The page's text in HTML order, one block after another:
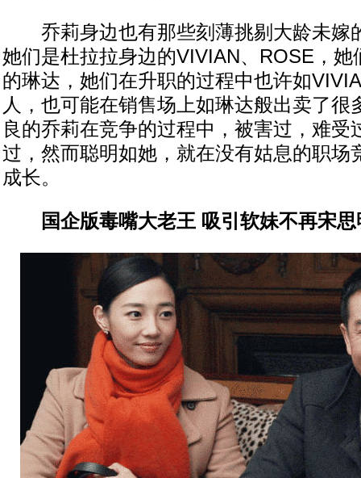
乔莉身边也有那些刻薄挑剔大龄未嫁
她们是杜拉拉身边的VIVIAN、ROSE，她
的琳达，她们在升职的过程中也许如
人，也可能在销售场上如琳达般出卖了很
良的乔莉在竞争的过程中，被害过，难受
过，然而聪明如她，就在没有姑息的职场
成长。
国企版毒嘴大老王 吸引软妹不再宋思